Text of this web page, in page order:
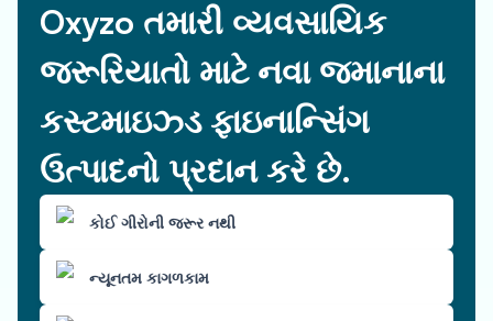
Oxyzo તમારી વ્યવસાયિક
જરૂરિયાતો માટે નવા જમાનાના
કસ્ટમાઇઝ્ડ ફાઇનાન્સિંગ
ઉત્પાદનો પ્રદાન કરે છે.
કોઈ ગીરોની જરૂર નથી
ન્યૂનતમ કાગળકામ